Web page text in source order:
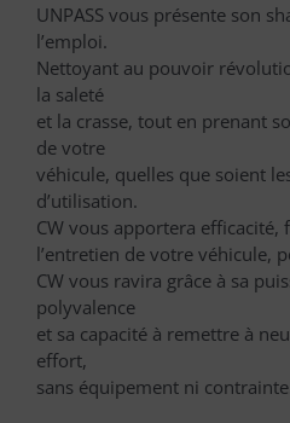
UNPASS vous présente son
l’emploi.
Nettoyant au pouvoir
la saleté
et la crasse, tout en prenant
de votre
véhicule, quelles que soient
d’utilisation.
CW vous apportera efficacité,
l’entretien de votre véhicule,
CW vous ravira grâce à sa
polyvalence
et sa capacité à remettre à
effort,
sans équipement ni